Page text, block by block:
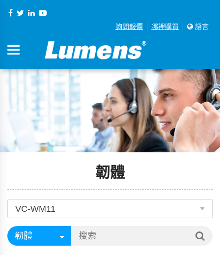
詢問報價 哪裡購買 語言
韌體